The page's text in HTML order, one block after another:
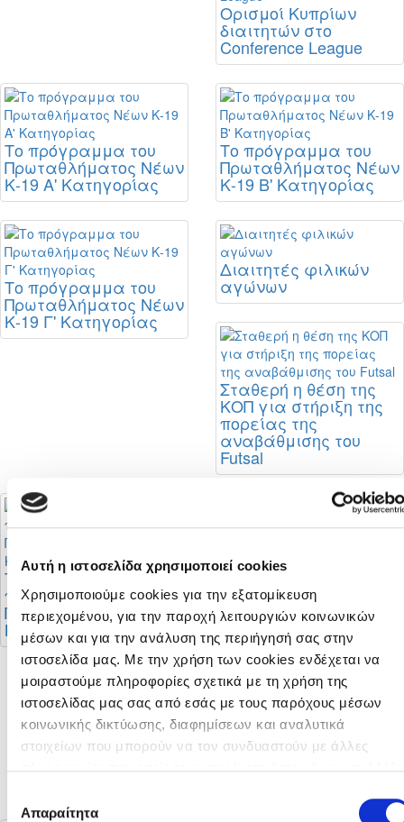
Αυτή η ιστοσελίδα χρησιμοποιεί cookies
Χρησιμοποιούμε cookies για την εξατομίκευση
περιεχομένου, για την παροχή λειτουργιών κοινωνικών
μέσων και για την ανάλυση της περιήγησή σας στην
ιστοσελίδα μας. Με την χρήση των cookies ενδέχεται να
μοιραστούμε πληροφορίες σχετικά με τη χρήση της
ιστοσελίδας μας σας από εσάς με τους παρόχους μέσων
κοινωνικής δικτύωσης, διαφημίσεων και αναλυτικά
στοιχείων που μπορούν να τον συνδυαστούν με άλλες
μάθετε περισσότερα σχετικά με την χρήση των Cookies
συγκατάθεσης
Απαραίτητα
Ορισμοί Κυπρίων
διαιτητών στο
Conference League
Το πρόγραμμα του
Πρωταθλήματος Νέων
Κ-19 Α' Κατηγορίας
Το πρόγραμμα του
Πρωταθλήματος Νέων
Κ-19 Β' Κατηγορίας
Το πρόγραμμα του
Πρωταθλήματος Νέων
Κ-19 Γ' Κατηγορίας
Διαιτητές φιλικών
αγώνων
Σταθερή η θέση της
ΚΟΠ για στήριξη της
πορείας της
αναβάθμισης του
Futsal
Το πρόγραμμα της
πρώτης φάσης του
Πρωταθλήματος Β’
Κατηγορίας
Προκήρυξη
Πρωταθλήματων
Γυναικών 2026 - 2027
Το πρόγραμμα της
πρώτης φάσης της
Cyprus League by